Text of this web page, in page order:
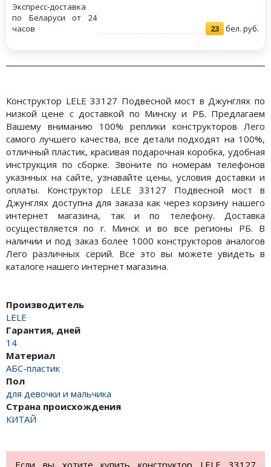
Экспресс-доставка
по Беларуси от 24
часов
23 бел. руб.
Конструктор LELE 33127 Подвесной мост в Джунглях по
низкой цене с доставкой по Минску и РБ. Предлагаем
Вашему вниманию 100% реплики конструкторов Лего
самого лучшего качества, все детали подходят на 100%,
отличный пластик, красивая подарочная коробка, удобная
инструкция по сборке. Звоните по номерам телефонов
указнных на сайте, узнавайте цены, условия доставки и
оплаты. Конструктор LELE 33127 Подвесной мост в
Джунглях доступна для заказа как через корзину нашего
интернет магазина, так и по телефону. Доставка
осуществляется по г. Минск и во все регионы РБ. В
наличии и под заказ более 1000 конструкторов аналогов
Лего различных серий. Все это вы можете увидеть в
каталоге нашего интернет магазина.
Производитель
LELE
Гарантия, дней
14
Материал
АБС-пластик
Пол
для девочки и мальчика
Страна происхождения
КИТАЙ
Если вы хотите купить конструктор LELE 33127